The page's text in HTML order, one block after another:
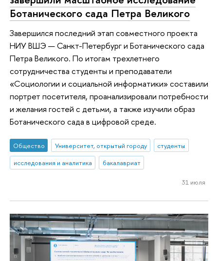
Ботанического сада Петра Великого
Завершился последний этап совместного проекта
НИУ ВШЭ — Санкт-Петербург и Ботанического сада
Петра Великого. По итогам трехлетнего
сотрудничества студенты и преподаватели
«Социологии и социальной информатики» составили
портрет посетителя, проанализировали потребности
и желания гостей с детьми, а также изучили образ
Ботанического сада в цифровой среде.
Общество Университет, открытый городу
студенты
исследования и аналитика
бакалавриат
31 июля